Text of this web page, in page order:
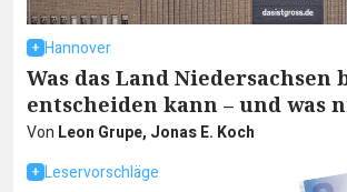
Hannover
Was das Land Niedersachsen
entscheiden kann – und was
Von Leon Grupe, Jonas E. Koch
Leservorschläge